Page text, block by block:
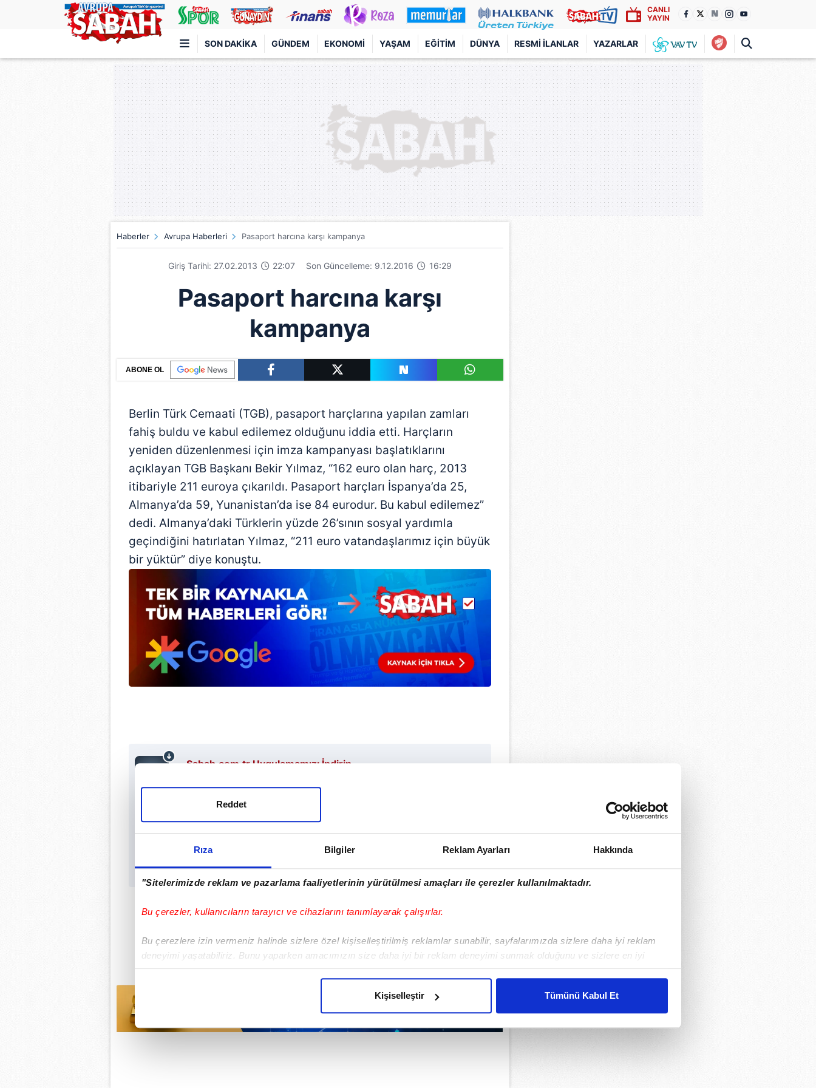
Rıza Bilgiler Reklam Ayarları Hakkında
"Sitelerimizde reklam ve pazarlama faaliyetlerinin yürütülmesi amaçları ile çerezler kullanılmaktadır.
Bu çerezler, kullanıcıların tarayıcı ve cihazlarını tanımlayarak çalışırlar.
Bu çerezlere izin vermeniz halinde sizlere özel kişiselleştirilmiş reklamlar sunabilir, sayfalarımızda sizlere daha iyi reklam
deneyimi yaşatabiliriz. Bunu yaparken amacımızın size daha iyi bir reklam deneyimi sunmak olduğunu ve sizlere en iyi
içerikleri sunabilmek adına elimizden gelen çabayı gösterdiğimizi ve bu noktada, reklamların maliyetlerimizi karşılamak
Her halükârda, kullanıcılar, bu çerezlere izin vermedikleri takdirde, kullanıcılara hedefli reklamlar gösterilmeyecektir."
Reddet
Kişiselleştir Tümünü Kabul Et
CANLI
YAYIN
SON DAKIKA GÜNDEM EKONOMI YAŞAM EĞITIM DÜNYA RESMI İLANLAR YAZARLAR
Türkiye'nin en iyi haber sitesi
Haberler Avrupa Haberleri Pasaport harcına karşı kampanya
Giriş Tarihi: 27.02.2013 22:07 Son Güncelleme: 9.12.2016 16:29
Pasaport harcına karşı
kampanya
ABONE OL
Berlin Türk Cemaati (TGB), pasaport harçlarına yapılan zamları
fahiş buldu ve kabul edilemez olduğunu iddia etti. Harçların
yeniden düzenlenmesi için imza kampanyası başlatıklarını
açıklayan TGB Başkanı Bekir Yılmaz, “162 euro olan harç, 2013
itibariyle 211 euroya çıkarıldı. Pasaport harçları İspanya’da 25,
Almanya’da 59, Yunanistan’da ise 84 eurodur. Bu kabul edilemez”
dedi. Almanya’daki Türklerin yüzde 26’sının sosyal yardımla
geçindiğini hatırlatan Yılmaz, “211 euro vatandaşlarımız için büyük
bir yüktür” diye konuştu.
Sabah.com.tr Uygulamamızı İndirin